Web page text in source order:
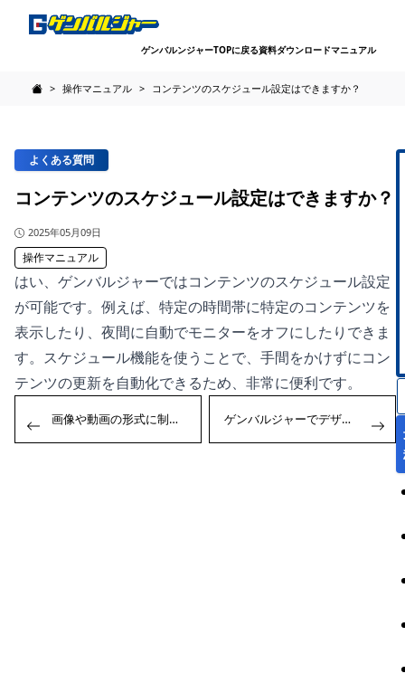
ゲンバルンジャーTOPに戻る資料ダウンロードマニュアル
> 操作マニュアル > コンテンツのスケジュール設定はできますか？
よくある質問
コンテンツのスケジュール設定はできますか？
公開日
2025年05月09日
操作マニュアル
はい、ゲンバルジャーではコンテンツのスケジュール設定
が可能です。例えば、特定の時間帯に特定のコンテンツを
表示したり、夜間に自動でモニターをオフにしたりできま
す。スケジュール機能を使うことで、手間をかけずにコン
テンツの更新を自動化できるため、非常に便利です。
稿
ナ
Previous:
画像や動画の形式に制限はありますか？ Next:
ゲンバルジャーでデザインしたレイアウトは保存できますか？